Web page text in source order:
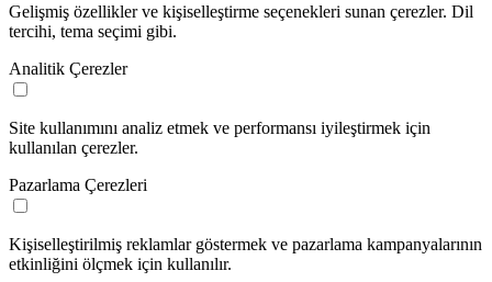
Gelişmiş özellikler ve kişiselleştirme seçenekleri sunan çerezler. Dil
tercihi, tema seçimi gibi.
Analitik Çerezler
Site kullanımını analiz etmek ve performansı iyileştirmek için
kullanılan çerezler.
Pazarlama Çerezleri
Kişiselleştirilmiş reklamlar göstermek ve pazarlama kampanyalarının
etkinliğini ölçmek için kullanılır.